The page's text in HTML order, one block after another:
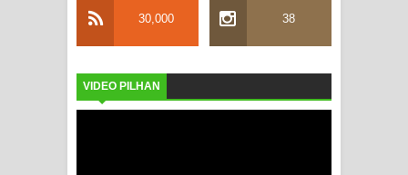
30,000 38
VIDEO PILHAN